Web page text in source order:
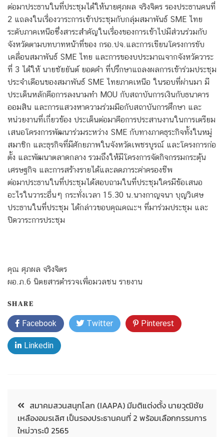
ต่อมาประธานในที่ประชุมได้ให้นายศุภผล จริงจิตร รองประธานคนที่
2 แถลงในเรื่องวาระการเข้าประชุมกับกลุ่มสมาพันธ์ SME ไทย
ระดับภาคเหนือซึ่งสาระสำคัญในเรื่องของการเข้าไปมีส่วนร่วมกับ
จังหวัดตามบทบาทหน้าที่ของ กรอ.ปจ.และการเขียนโครงการขับ
เคลื่อนสมาพันธ์ SME ไทย และการของบประมาณจากจังหวัดวาระ
ที่ 3 ได้ให้ นายชัยยันต์ ยอดคำ ที่ปรึกษาแถลงผลการเข้าร่วมประชุม
ประจำเดือนของสมาพันธ์ SME ไทยภาคเหนือ ในรอบที่ผ่านมา มี
ประเด็นหลักคือการลงนามทำ MOU กับสถาบันการเงินกับธนาคาร
ออมสิน และการแสวงหาความร่วมมือกับสถาบันการศึกษา และ
หน่วยงานที่เกี่ยวข้อง ประเด็นต่อมาคือการประสานงานในการเตรียม
เสนอโครงการพัฒนาร่วมระหว่าง SME กับทางภาคธุระกิจทั้งในหมู่
สมาชิก และธุรกิจที่มีศักยภาพในจังหวัดเพชรบูรณ์ และโครงการก่อ
ตั้ง และพัฒนาตลาดกลาง รวมถึงให้มีโครงการจัดกิจกรรมกระตุ้น
เศรษฐกิจ และการสร้างรายได้และลดภาระค่าครองชีพ
ต่อมาประธานในที่ประชุมได้สอบถามในที่ประชุมใครมีข้อเสนอ
อะไรในวาระอื่นๆ กระทั่งเวลา 15.30 น.นางกาญจนา บุญวิเศษ
ประธานในที่ประชุม ได้กล่าวขอบคุณคณะฯ ที่มาร่วมประชุม และ
ปิดวาระการประชุม
คุณ ศุภผล จริงจิตร
ผอ.ภ.6 นิตยสารตำรวจเพื่อมวลชน รายงาน
SHARE
Facebook Twitter Pinterest
Linkedin
สมาคมสวนสนุกโลก (IAAPA) มีมติแต่งตั้ง นายวุฒิชัย
เหลืองอมรเลิศ เป็นรองประธานคนที่ 2 พร้อมเลือกกรรมการ
ใหม่วาระปี 2565